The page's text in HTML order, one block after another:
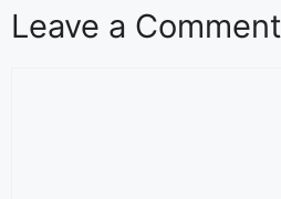
Leave a Comment